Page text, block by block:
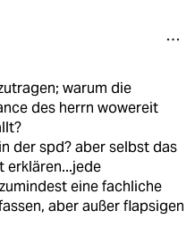
warum die
des herrn wowereit
der spd? aber selbst das
erklären...jede
eine fachliche
aber außer flapsigen